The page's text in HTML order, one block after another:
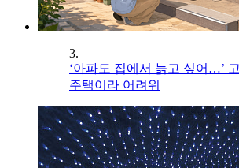
3.
‘아파도 집에서 늙고 싶어…’
주택이라 어려워